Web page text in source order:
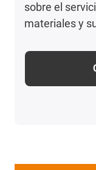
sobre el
materiales y